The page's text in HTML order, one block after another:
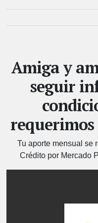
Amiga y
seguir
Tu aporte mensual se
Crédito por Mercado